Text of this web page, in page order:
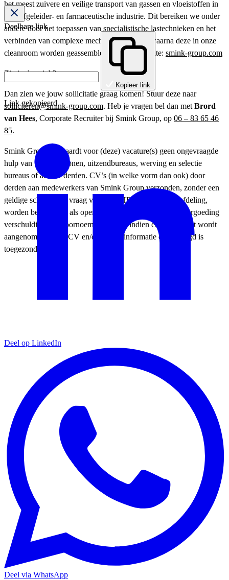
het meest zuivere en veilige transport van gassen en vloeistoffen in
de halfgeleider- en farmaceutische industrie. Dit bereiken we onder
andere door het toepassen van specialistische lastechnieken en het
verbinden van complexe mechanische delen, waarna deze in onze
cleanroom worden geassembleerd. Onze website: smink-group.com
Zin in deze job?
Dan zien we jouw sollicitatie graag komen! Stuur deze naar
solliciteren@smink-group.com. Heb je vragen bel dan met Brord
van Hees, Corporate Recruiter bij Smink Group, op 06 – 83 65 46
85.
Smink Group aanvaardt voor (deze) vacature(s) geen ongevraagde
hulp van tussenpersonen, uitzendbureaus, werving en selectie
bureaus of andere derden. CV’s (in welke vorm dan ook) door
derden aan medewerkers van Smink Group verzonden, zonder een
geldige schriftelijke vraag van onze HR / Recruitment afdeling,
worden beschouwd als openbare informatie. Er is geen vergoeding
verschuldigd aan voornoemde partijen indien een kandidaat wordt
aangenomen wiens CV en/of andere informatie ongevraagd is
toegezonden.
Deelbare link
Kopieer link
Link gekopieerd.
Deel op LinkedIn
Deel via WhatsApp